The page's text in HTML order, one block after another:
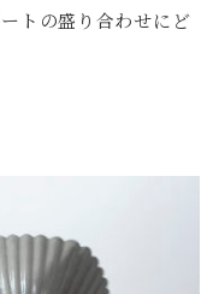
トの盛り合わせにど